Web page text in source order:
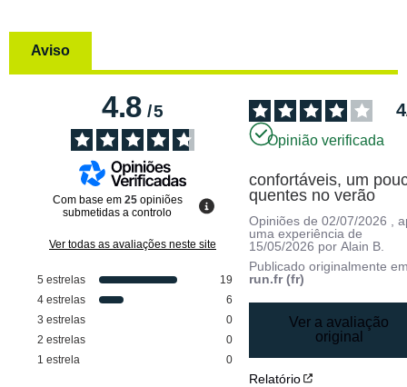
Aviso
4.8/5
Com base em 25 opiniões
submetidas a controlo
Ver todas as avaliações neste site
5 estrelas
19
4 estrelas
6
3 estrelas
0
2 estrelas
0
1 estrela 0
4
Opinião verificada
confortáveis, um
quentes no verão
Opiniões de02/07/2026
,
uma experiência de
15/05/2026 porAlain B.
Publicado originalmente
run.fr (fr)
Ver a avaliação
original
Relatório